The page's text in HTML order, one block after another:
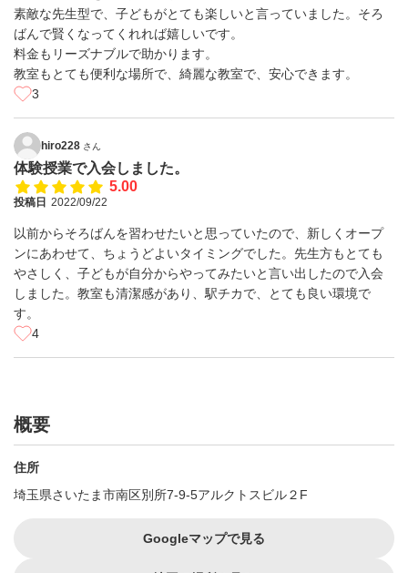
素敵な先生型で、子どもがとても楽しいと言っていました。そろ
ばんで賢くなってくれれば嬉しいです。
料金もリーズナブルで助かります。
教室もとても便利な場所で、綺麗な教室で、安心できます。
3
hiro228 さん
体験授業で入会しました。
5.00
投稿日 2022/09/22
以前からそろばんを習わせたいと思っていたので、新しくオープ
ンにあわせて、ちょうどよいタイミングでした。先生方もとても
やさしく、子どもが自分からやってみたいと言い出したので入会
しました。教室も清潔感があり、駅チカで、とても良い環境で
す。
4
概要
住所
埼玉県さいたま市南区別所7-9-5アルクトスビル２F
Googleマップで見る